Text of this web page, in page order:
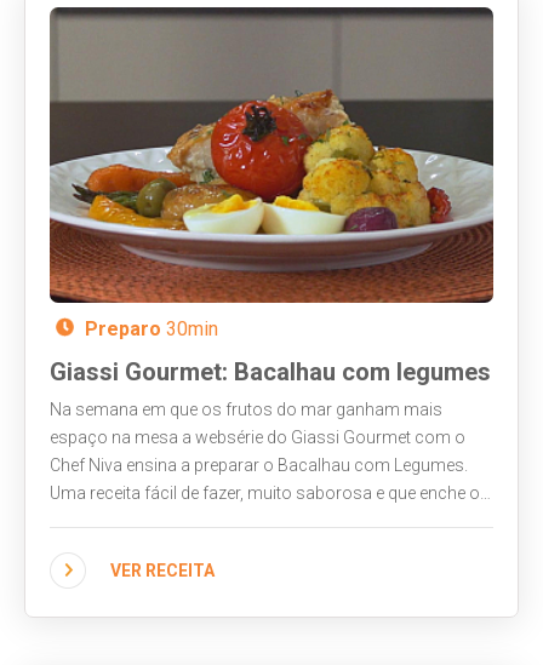
Preparo 30min
Giassi Gourmet: Bacalhau com legumes
Na semana em que os frutos do mar ganham mais
espaço na mesa a websérie do Giassi Gourmet com o
Chef Niva ensina a preparar o Bacalhau com Legumes.
Uma receita fácil de fazer, muito saborosa e que enche os
VER RECEITA